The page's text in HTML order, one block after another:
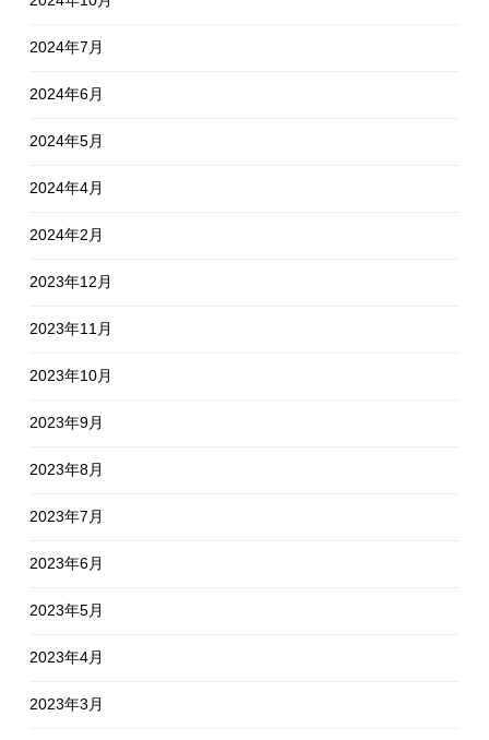
2024年7月
2024年6月
2024年5月
2024年4月
2024年2月
2023年12月
2023年11月
2023年10月
2023年9月
2023年8月
2023年7月
2023年6月
2023年5月
2023年4月
2023年3月